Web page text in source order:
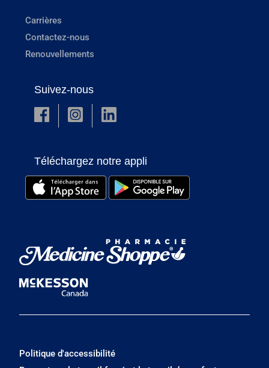
Carrières
Contactez-nous
Renouvellements
Suivez-nous
Téléchargez notre appli
Politique d'accessibilité